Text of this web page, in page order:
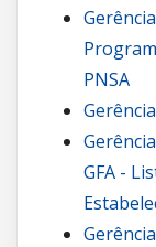
PNSA
GFA -